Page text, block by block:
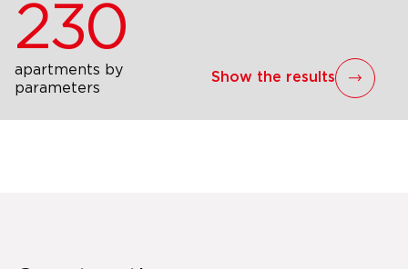
230
apartments by
parameters
Show the results